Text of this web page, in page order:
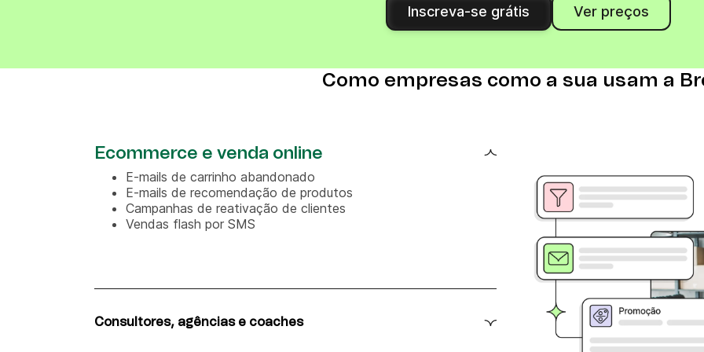
Inscreva-se grátis Ver preços
Como empresas como a sua usam a
Ecommerce e venda online
E-mails de carrinho abandonado
E-mails de recomendação de produtos
Campanhas de reativação de clientes
Vendas flash por SMS
Consultores, agências e coaches